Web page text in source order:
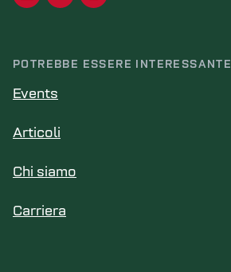
POTREBBE ESSERE INTERESSANTE
Events
Articoli
Chi siamo
Carriera